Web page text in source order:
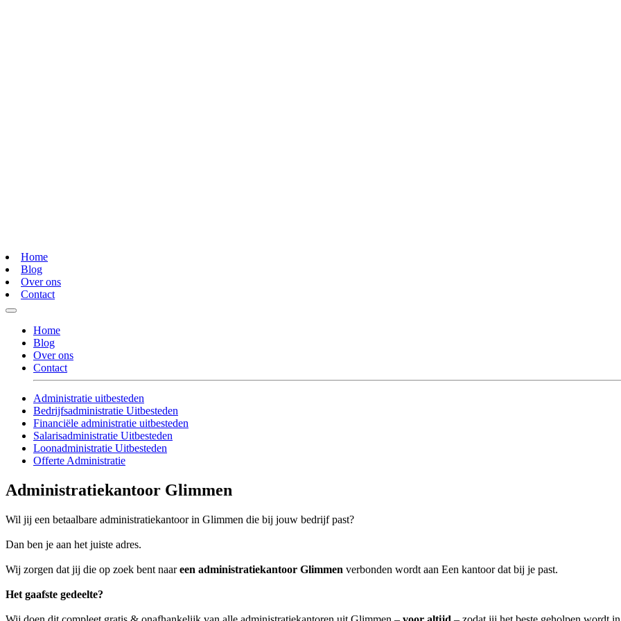
Home
Blog
Over ons
Contact
Home
Blog
Over ons
Contact
Administratie uitbesteden
Bedrijfsadministratie Uitbesteden
Financiële administratie uitbesteden
Salarisadministratie Uitbesteden
Loonadministratie Uitbesteden
Offerte Administratie
Administratiekantoor Glimmen
Wil jij een betaalbare administratiekantoor in Glimmen die bij jouw bedrijf past?
Dan ben je aan het juiste adres.
Wij zorgen dat jij die op zoek bent naareen administratiekantoor Glimmen verbonden wordt aan Een kantoor dat bij je past.
Het gaafste gedeelte?